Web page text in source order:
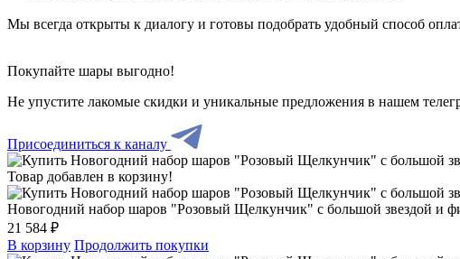
Мы всегда открыты к диалогу и готовы подобрать удобный способ
Покупайте шары выгодно!
Не упустите лакомые скидки и уникальные предложения в нашем
Присоединиться к каналу
Товар добавлен в корзину!
Новогодний набор шаров "Розовый Щелкунчик" с большой звездой и
21 584 ₽
В корзину Продолжить покупки